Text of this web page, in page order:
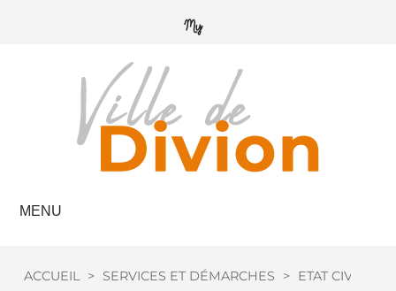
MENU
ACCUEIL > SERVICES ET DÉMARCHES > ETAT CIVIL